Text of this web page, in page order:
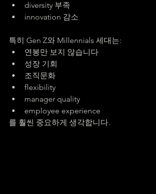
diversity 부족
innovation 감소
특히 Gen Z와 Millennials 세대는:
연봉만 보지 않습니다
성장 기회
조직문화
flexibility
manager quality
employee experience
를 훨씬 중요하게 생각합니다.